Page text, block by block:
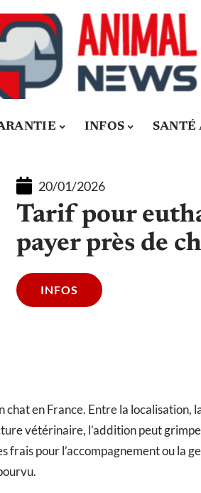
INFOS
20/01/2026
Tarif pour
payer près de
INFOS
en France. Entre la localisation,
vétérinaire, l’addition peut
pour l’accompagnement ou la